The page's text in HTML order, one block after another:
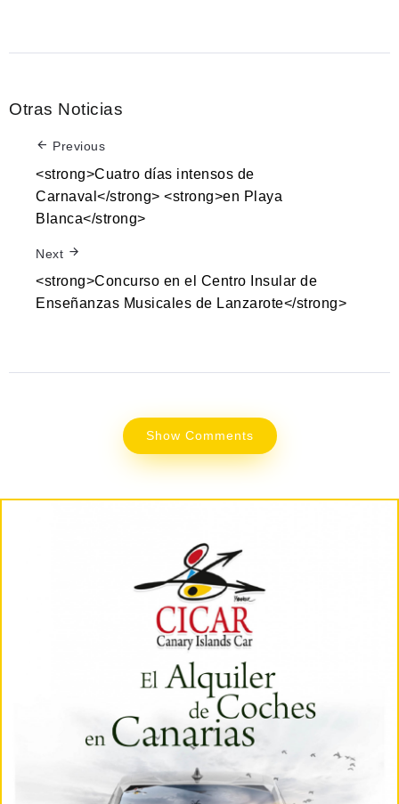
Otras Noticias
Previous
<strong>Cuatro días intensos de
Carnaval</strong> <strong>en Playa
Blanca</strong>
Next
<strong>Concurso en el Centro Insular de
Enseñanzas Musicales de Lanzarote</strong>
Show Comments